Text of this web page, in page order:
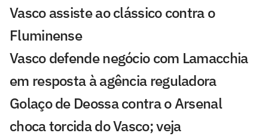
Vasco assiste ao clássico contra o
Fluminense
Vasco defende negócio com Lamacchia
em resposta à agência reguladora
Golaço de Deossa contra o Arsenal
choca torcida do Vasco; veja